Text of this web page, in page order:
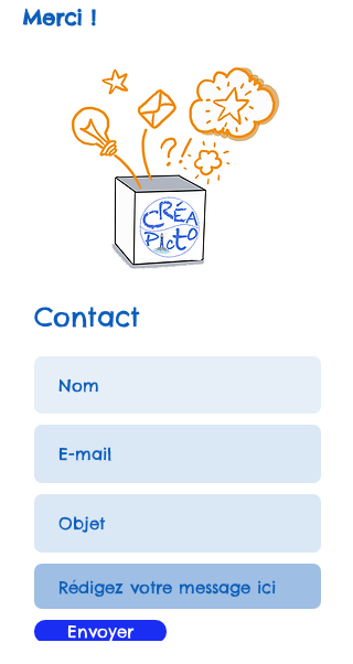
Merci !
Contact
Envoyer